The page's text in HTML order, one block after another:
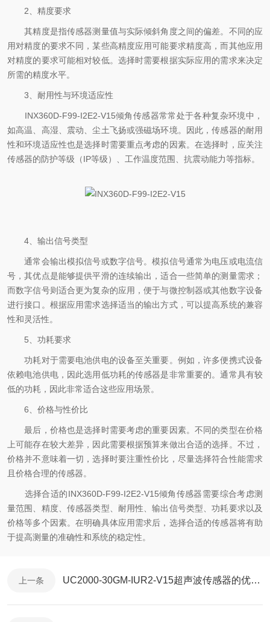
2、精度要求
其精度是指传感器测量值与实际倾斜角度之间的偏差。不同的应
用对精度的要求不同，某些高精度应用可能要求精度高，而其他应用
对精度的要求可能相对较低。选择时需要根据实际应用的需求来决定
所需的精度水平。
3、耐用性与环境适应性
INX360D-F99-I2E2-V15倾角传感器常常处于各种复杂环境中，
如高温、高湿、震动、尘土飞扬或强磁场环境。因此，传感器的耐用
性和环境适应性也是选择时需要重点考虑的因素。在选择时，应关注
传感器的防护等级（IP等级）、工作温度范围、抗震动能力等指标。
4、输出信号类型
通常会输出模拟信号或数字信号。模拟信号通常为电压或电流信
号，其优点是能够提供平滑的连续输出，适合一些简单的测量需求；
而数字信号则适合更为复杂的应用，便于与微控制器或其他数字设备
进行接口。根据应用需求选择适当的输出方式，可以提高系统的兼容
性和灵活性。
5、功耗要求
功耗对于需要电池供电的设备至关重要。例如，许多便携式设备
依赖电池供电，因此选用低功耗的传感器是非常重要的。通常具有较
低的功耗，因此非常适合这些应用场景。
6、价格与性价比
最后，价格也是选择时需要考虑的重要因素。不同的类型在价格
上可能存在较大差异，因此需要根据预算来做出合适的选择。不过，
价格并不意味着一切，选择时要注重性价比，尽量选择符合性能需求
且价格合理的传感器。
选择合适的INX360D-F99-I2E2-V15倾角传感器需要综合考虑测
量范围、精度、传感器类型、耐用性、输出信号类型、功耗要求以及
价格等多个因素。在明确具体应用需求后，选择合适的传感器将有助
于提高测量的准确性和系统的稳定性。
上一条 UC2000-30GM-IUR2-V15超声波传感器的优势与特点